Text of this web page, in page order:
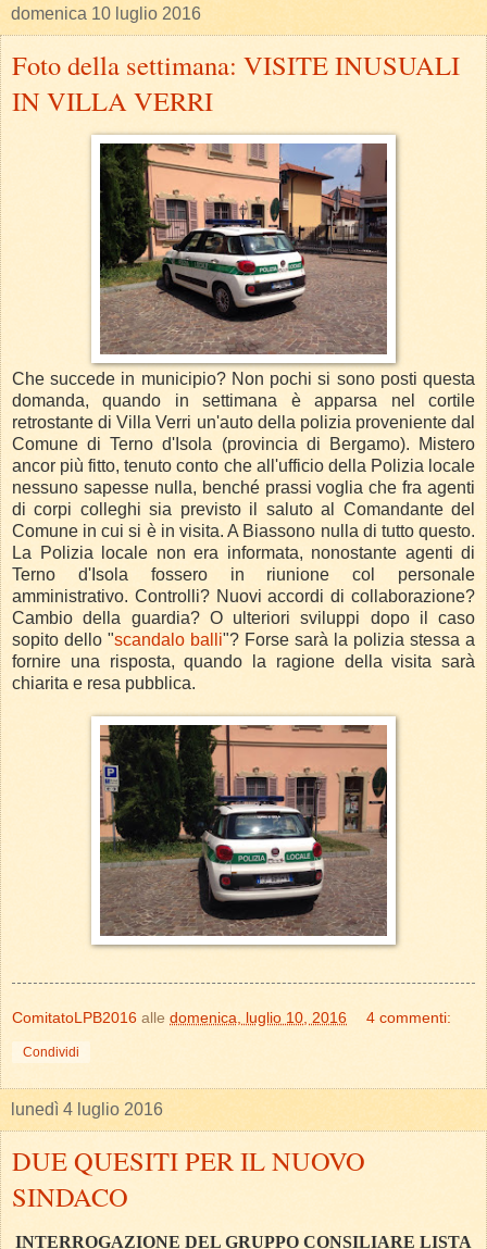
domenica 10 luglio 2016
Foto della settimana: VISITE INUSUALI
IN VILLA VERRI
Che succede in municipio? Non pochi si sono posti questa
domanda, quando in settimana è apparsa nel cortile
retrostante di Villa Verri un'auto della polizia proveniente dal
Comune di Terno d'Isola (provincia di Bergamo). Mistero
ancor più fitto, tenuto conto che all'ufficio della Polizia locale
nessuno sapesse nulla, benché prassi voglia che fra agenti
di corpi colleghi sia previsto il saluto al Comandante del
Comune in cui si è in visita. A Biassono nulla di tutto questo.
La Polizia locale non era informata, nonostante agenti di
Terno d'Isola fossero in riunione col personale
amministrativo. Controlli? Nuovi accordi di collaborazione?
Cambio della guardia? O ulteriori sviluppi dopo il caso
sopito dello "scandalo balli"? Forse sarà la polizia stessa a
fornire una risposta, quando la ragione della visita sarà
chiarita e resa pubblica.
ComitatoLPB2016 alle domenica, luglio 10, 2016 4 commenti:
Condividi
lunedì 4 luglio 2016
DUE QUESITI PER IL NUOVO
SINDACO
INTERROGAZIONE DEL GRUPPO CONSILIARE LISTA